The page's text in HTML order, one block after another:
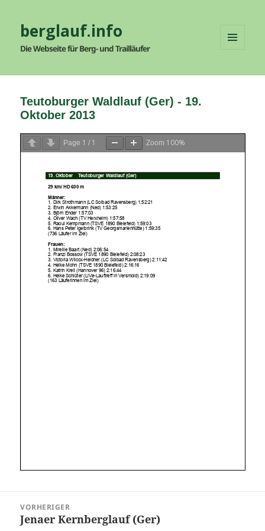
berglauf.info
Die Webseite für Berg- und Trailläufer
WIDGETS
Teutoburger Waldlauf (Ger) - 19.
Oktober 2013
Page 1 / 1 Zoom 100%
VORHERIGER
Vorheriger
Jenaer Kernberglauf (Ger)